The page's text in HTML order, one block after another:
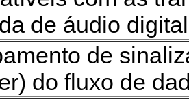
de áudio
de
do fluxo de